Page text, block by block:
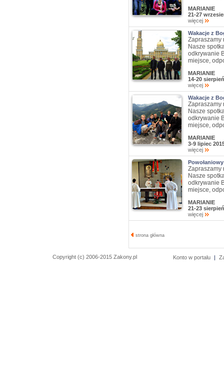
MARIANIE
21-27
więcej
Wakacje z
Zapraszamy
Nasze
odkrywanie
miejsce,
MARIANIE
14-20
więcej
Wakacje z
Zapraszamy
Nasze
odkrywanie
miejsce,
MARIANIE
3-9 lipiec
więcej
Zapraszamy
Nasze
odkrywanie
miejsce,
MARIANIE
21-23
więcej
strona główna
Copyright (c) 2006-2015 Zakony.pl Konto w portalu |